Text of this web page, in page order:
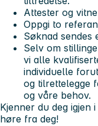
Attester og
Oppgi to
Søknad sendes
Selv om
vi alle
individuelle
og tilrettelegge
og våre behov.
Kjenner du deg
høre fra deg!